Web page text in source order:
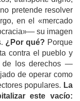
pretende resolver
en el «mercado
su imagen
¿Por qué? Porque
contra el pueblo y
de los derechos —
de operar como
populares. La
este vacío: